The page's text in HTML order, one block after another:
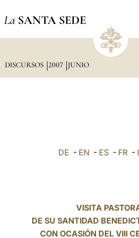
La SANTA SEDE
DISCURSOS 2007 JUNIO
DE - EN - ES - FR -
VISITA
DE SU SANTIDAD
CON OCASIÓN DEL VIII